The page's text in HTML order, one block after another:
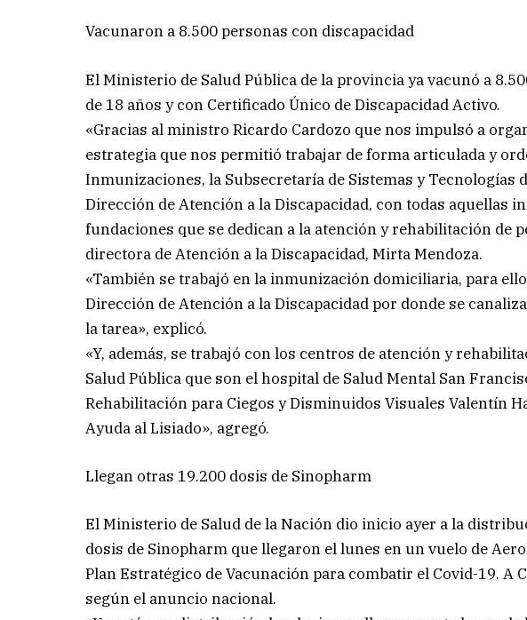
Vacunaron a 8.500 personas con discapacidad
El Ministerio de Salud Pública de la provincia ya vacunó a
de 18 años y con Certificado Único de Discapacidad Activo.
«Gracias al ministro Ricardo Cardozo que nos impulsó a
estrategia que nos permitió trabajar de forma articulada y
Inmunizaciones, la Subsecretaría de Sistemas y Tecnologías
Dirección de Atención a la Discapacidad, con todas aquellas
fundaciones que se dedican a la atención y rehabilitación de
directora de Atención a la Discapacidad, Mirta Mendoza.
«También se trabajó en la inmunización domiciliaria, para
Dirección de Atención a la Discapacidad por donde se
la tarea», explicó.
«Y, además, se trabajó con los centros de atención y
Salud Pública que son el hospital de Salud Mental San
Rehabilitación para Ciegos y Disminuidos Visuales Valentín
Ayuda al Lisiado», agregó.
Llegan otras 19.200 dosis de Sinopharm
El Ministerio de Salud de la Nación dio inicio ayer a la
dosis de Sinopharm que llegaron el lunes en un vuelo de
Plan Estratégico de Vacunación para combatir el Covid-19. A
según el anuncio nacional.